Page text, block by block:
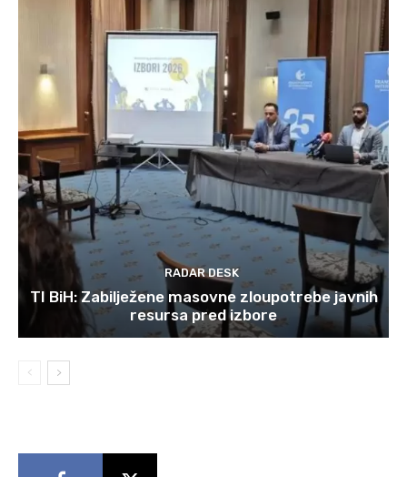
RADAR DESK
TI BiH: Zabilježene masovne zloupotrebe javnih
resursa pred izbore